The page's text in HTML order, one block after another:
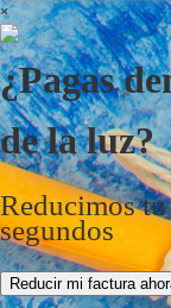
×
¿Pagas
de la luz?
Reducimos
segundos
Reducir mi factura